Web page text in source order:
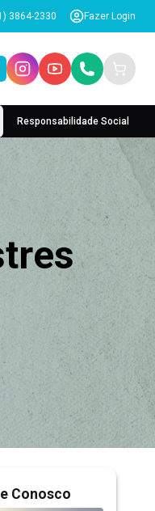
3864-2330 Fazer Login
Responsabilidade Social
Conosco